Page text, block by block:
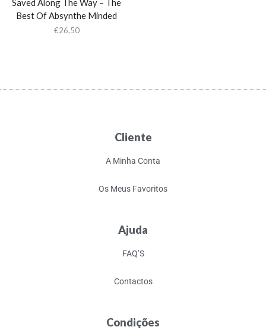
Saved Along The Way – The
Best Of Absynthe Minded
€26,50
Cliente
A Minha Conta
Os Meus Favoritos
Ajuda
FAQ’S
Contactos
Condições